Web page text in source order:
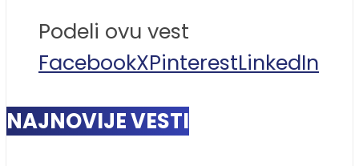
Podeli ovu vest
FacebookXPinterestLinkedIn
NAJNOVIJE VESTI